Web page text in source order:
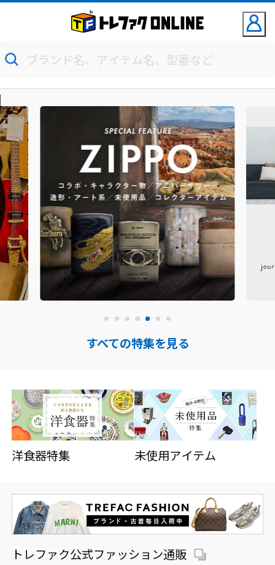
すべての特集を見る
洋食器特集 未使用アイテム
トレファク公式ファッション通販